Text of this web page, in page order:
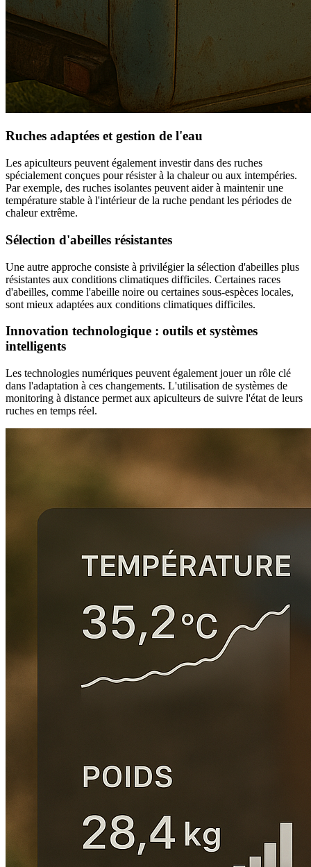
Ruches adaptées et gestion de l'eau
Les apiculteurs peuvent également investir dans des ruches
spécialement conçues pour résister à la chaleur ou aux intempéries.
Par exemple, des ruches isolantes peuvent aider à maintenir une
température stable à l'intérieur de la ruche pendant les périodes de
chaleur extrême.
Sélection d'abeilles résistantes
Une autre approche consiste à privilégier la sélection d'abeilles plus
résistantes aux conditions climatiques difficiles. Certaines races
d'abeilles, comme l'abeille noire ou certaines sous-espèces locales,
sont mieux adaptées aux conditions climatiques difficiles.
Innovation technologique : outils et systèmes
intelligents
Les technologies numériques peuvent également jouer un rôle clé
dans l'adaptation à ces changements. L'utilisation de systèmes de
monitoring à distance permet aux apiculteurs de suivre l'état de leurs
ruches en temps réel.